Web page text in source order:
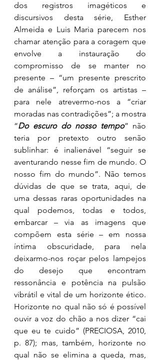
dos registros imagéticos e
discursivos desta série, Esther
Almeida e Luis Maria parecem nos
chamar atenção para a coragem que
envolve a instauração do
compromisso de se manter no
presente – “um presente prescrito
de análise”, reforçam os artistas –
para nele atrevermo-nos a “criar
moradas nas contradições”; a mostra
“Do escuro do nosso tempo” não
teria por pretexto outro senão
sublinhar: é inalienável “seguir se
aventurando nesse fim de mundo. O
nosso fim do mundo”. Não temos
dúvidas de que se trata, aqui, de
uma dessas raras oportunidades na
qual podemos, todas e todos,
embarcar – via as imagens que
compõem esta série – em nossa
íntima obscuridade, para nela
deixarmo-nos roçar pelos lampejos
do desejo que encontram
ressonância e potência na pulsão
vibrátil e vital de um horizonte ético.
Horizonte no qual não só é possível
ouvir a voz do chão a nos dizer “cai
que eu te cuido” (PRECIOSA, 2010,
p. 87); mas, também, horizonte no
qual não se elimina a queda, mas,